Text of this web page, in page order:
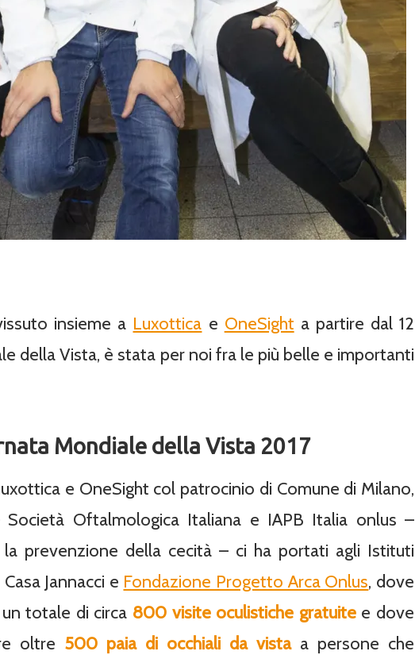
insieme a Luxottica e OneSight a partire dal 12
della Vista, è stata per noi fra le più belle e importanti
Mondiale della Vista 2017
e OneSight col patrocinio di Comune di Milano,
Società Oftalmologica Italiana e IAPB Italia onlus –
prevenzione della cecità – ci ha portati agli Istituti
Casa Jannacci e Fondazione Progetto Arca Onlus, dove
totale di circa 800 visite oculistiche gratuitee dove
oltre 500 paia di occhiali da vistaa persone che